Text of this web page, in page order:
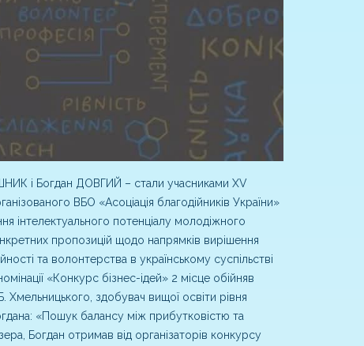
і Богдан ДОВГИЙ – стали учасниками ХV
ВБО «Асоціація благодійників України»
потенціалу молодіжного
пропозицій щодо напрямків вирішення
та волонтерства в українському суспільстві
«Конкурс бізнес-ідей» 2 місце обійняв
здобувач вищої освіти рівня
«Пошук балансу між прибутковістю та
Богдан отримав від організаторів конкурсу